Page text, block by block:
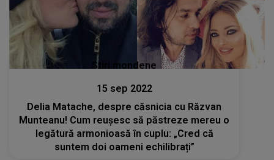
Stiri mondene
15 sep 2022
Delia Matache, despre căsnicia cu Răzvan
Munteanu! Cum reușesc să păstreze mereu o
legătură armonioasă în cuplu: „Cred că
suntem doi oameni echilibrați”